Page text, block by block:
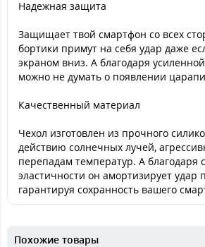
Надежная защита
Защищает твой смартфон со всех
бортики примут на себя удар даже
экраном вниз. А благодаря
можно не думать о появлении
Качественный материал
Чехол изготовлен из прочного
действию солнечных лучей,
перепадам температур. А благодаря
эластичности он амортизирует удар
гарантируя сохранность вашего
Похожие товары